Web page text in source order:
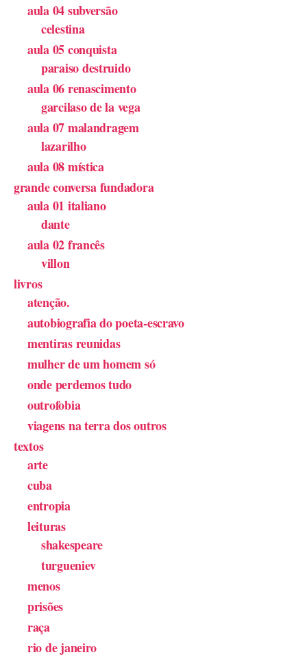
aula 04 subversão
celestina
aula 05 conquista
paraiso destruido
aula 06 renascimento
garcilaso de la vega
aula 07 malandragem
lazarilho
aula 08 mística
grande conversa fundadora
aula 01 italiano
dante
aula 02 francês
villon
livros
atenção.
autobiografia do poeta-escravo
mentiras reunidas
mulher de um homem só
onde perdemos tudo
outrofobia
viagens na terra dos outros
textos
arte
cuba
entropia
leituras
shakespeare
turgueniev
menos
prisões
raça
rio de janeiro